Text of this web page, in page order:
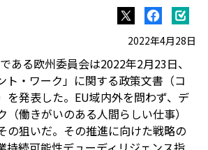
2022年4月28日
ある欧州委員会は2022年2月23日、
ト・ワーク」に関する政策文書（コ
を発表した。EU域内外を問わず、デ
（働きがいのある人間らしい仕事）
の狙いだ。その推進に向けた戦略の